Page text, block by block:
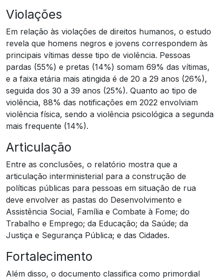
Violações
Em relação às violações de direitos humanos, o estudo
revela que homens negros e jovens correspondem às
principais vítimas desse tipo de violência. Pessoas
pardas (55%) e pretas (14%) somam 69% das vítimas,
e a faixa etária mais atingida é de 20 a 29 anos (26%),
seguida dos 30 a 39 anos (25%). Quanto ao tipo de
violência, 88% das notificações em 2022 envolviam
violência física, sendo a violência psicológica a segunda
mais frequente (14%).
Articulação
Entre as conclusões, o relatório mostra que a
articulação interministerial para a construção de
políticas públicas para pessoas em situação de rua
deve envolver as pastas do Desenvolvimento e
Assistência Social, Família e Combate à Fome; do
Trabalho e Emprego; da Educação; da Saúde; da
Justiça e Segurança Pública; e das Cidades.
Fortalecimento
Além disso, o documento classifica como primordial